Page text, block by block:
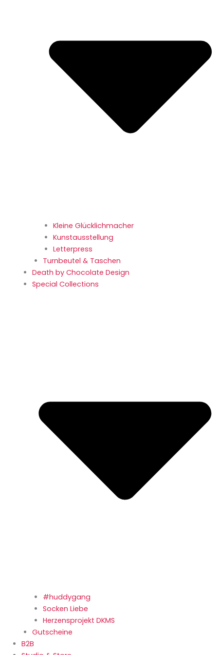
Kleine Glücklich­macher
Kunstaus­stellung
Letterpress
Turnbeutel & Taschen
Death by Chocolate Design
Special Collections
#huddygang
Socken Liebe
Herzensprojekt DKMS
Gutscheine
B2B